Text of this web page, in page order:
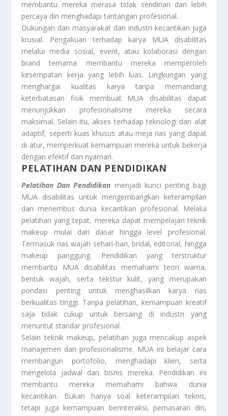
membantu mereka merasa tidak sendirian dan lebih
percaya diri menghadapi tantangan profesional.
Dukungan dari masyarakat dan industri kecantikan juga
krusial. Pengakuan terhadap karya MUA disabilitas
melalui media sosial, event, atau kolaborasi dengan
brand ternama membantu mereka memperoleh
kesempatan kerja yang lebih luas. Lingkungan yang
menghargai kualitas karya tanpa memandang
keterbatasan fisik membuat MUA disabilitas dapat
menunjukkan profesionalisme mereka secara
maksimal. Selain itu, akses terhadap teknologi dan alat
adaptif, seperti kuas khusus atau meja rias yang dapat
di atur, memperkuat kemampuan mereka untuk bekerja
dengan efektif dan nyaman.
PELATIHAN DAN PENDIDIKAN
Pelatihan Dan Pendidikan menjadi kunci penting bagi
MUA disabilitas untuk mengembangkan keterampilan
dan menembus dunia kecantikan profesional. Melalui
pelatihan yang tepat, mereka dapat mempelajari teknik
makeup mulai dari dasar hingga level profesional.
Termasuk rias wajah sehari-hari, bridal, editorial, hingga
makeup panggung. Pendidikan yang terstruktur
membantu MUA disabilitas memahami teori warna,
bentuk wajah, serta tekstur kulit, yang merupakan
pondasi penting untuk menghasilkan karya rias
berkualitas tinggi. Tanpa pelatihan, kemampuan kreatif
saja tidak cukup untuk bersaing di industri yang
menuntut standar profesional.
Selain teknik makeup, pelatihan juga mencakup aspek
manajemen dan profesionalisme. MUA ini belajar cara
membangun portofolio, menghadapi klien, serta
mengelola jadwal dan bisnis mereka. Pendidikan ini
membantu mereka memahami bahwa dunia
kecantikan. Bukan hanya soal keterampilan teknis,
tetapi juga kemampuan berinteraksi, pemasaran diri,